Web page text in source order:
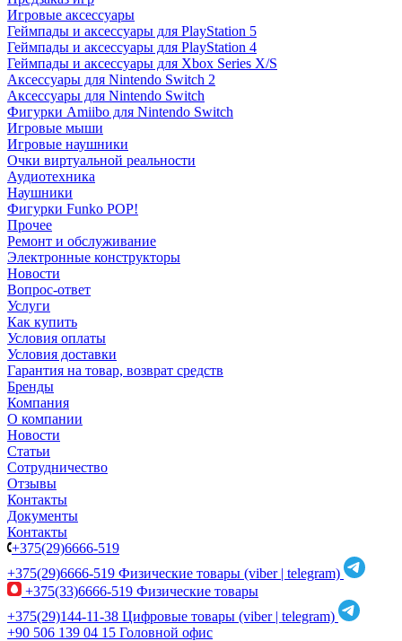
Игровые аксессуары
Геймпады и аксессуары для PlayStation 5
Геймпады и аксессуары для PlayStation 4
Геймпады и аксессуары для Xbox Series X/S
Аксессуары для Nintendo Switch 2
Аксессуары для Nintendo Switch
Фигурки Amiibo для Nintendo Switch
Игровые мыши
Игровые наушники
Очки виртуальной реальности
Аудиотехника
Наушники
Фигурки Funko POP!
Прочее
Ремонт и обслуживание
Электронные конструкторы
Новости
Вопрос-ответ
Услуги
Как купить
Условия оплаты
Условия доставки
Гарантия на товар, возврат средств
Бренды
Компания
О компании
Новости
Статьи
Сотрудничество
Отзывы
Контакты
Документы
Контакты
+375(29)6666-519
+375(29)6666-519 Физические товары (viber | telegram)
+375(33)6666-519 Физические товары
+375(29)144-11-38 Цифровые товары (viber | telegram)
+90 506 139 04 15 Головной офис